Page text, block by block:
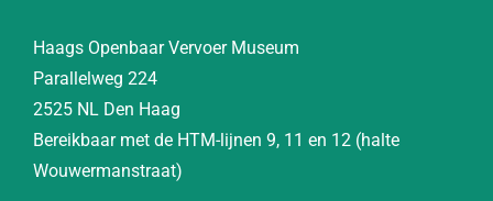
Haags Openbaar Vervoer Museum
Parallelweg 224
2525 NL Den Haag
Bereikbaar met de HTM-lijnen 9, 11 en 12 (halte
Wouwermanstraat)